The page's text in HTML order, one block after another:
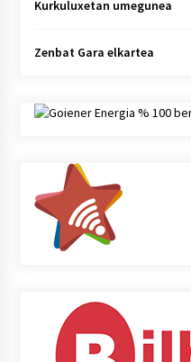
Kurkuluxetan umegunea
Zenbat Gara elkartea